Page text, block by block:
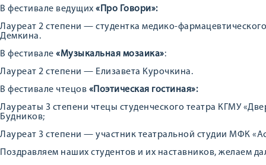
В фестивале ведущих «Про Говори»:
Лауреат 2 степени — студентка медико-
Демкина.
В фестивале «Музыкальная мозаика»:
Лауреат 2 степени — Елизавета Курочкина.
В фестивале чтецов «Поэтическая гостиная»:
Лауреаты 3 степени чтецы студенческого театра КГМУ
Будников;
Лауреат 3 степени — участник театральной студии МФК
Поздравляем наших студентов и их наставников, желаем